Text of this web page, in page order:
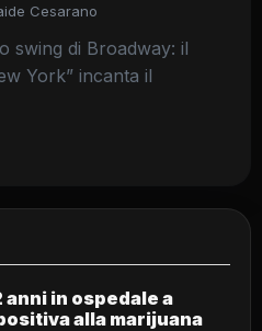
Cesarano
swing di Broadway: il
York” incanta il
anni in ospedale a
alla marijuana